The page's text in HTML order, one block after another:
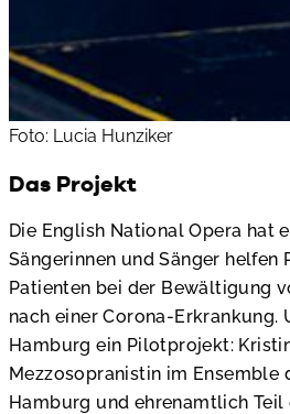
Foto: Lucia Hunziker
Das Projekt
Die English National Opera hat
Sängerinnen und Sänger helfen
Patienten bei der Bewältigung
nach einer Corona-Erkrankung.
Hamburg ein Pilotprojekt:
Mezzosopranistin im Ensemble
Hamburg und ehrenamtlich